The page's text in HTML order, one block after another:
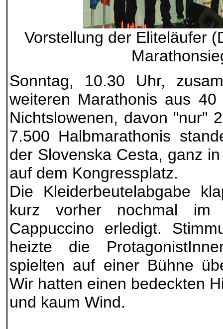
Vorstellung der Eliteläufer
Sonntag, 10.30 Uhr,
weiteren Marathonis aus
Nichtslowenen, davon "nur"
7.500 Halbmarathonis
der Slovenska Cesta, ganz
auf dem Kongressplatz.
Die Kleiderbeutelabgabe
kurz vorher nochmal im
Cappuccino erledigt.
heizte die
spielten auf einer Bühne
Wir hatten einen bedeckten
und kaum Wind.